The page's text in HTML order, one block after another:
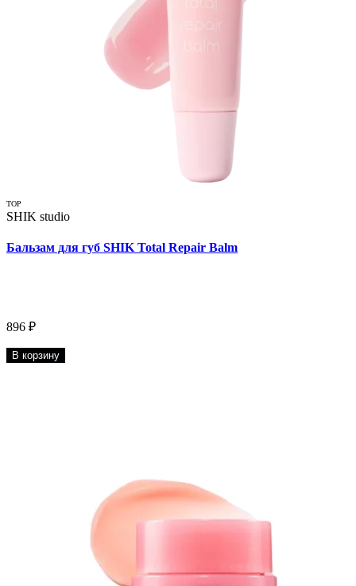
TOP
SHIK studio
Бальзам для губ SHIK Total Repair Balm
896 ₽
В корзину